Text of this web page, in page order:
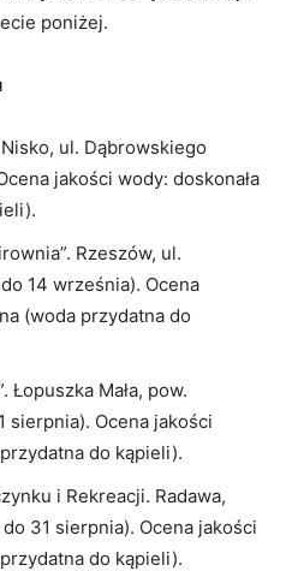
poniżej.
ul. Dąbrowskiego
jakości wody: doskonała
Rzeszów, ul.
14 września). Ocena
(woda przydatna do
Łopuszka Mała, pow.
sierpnia). Ocena jakości
do kąpieli).
i Rekreacji. Radawa,
31 sierpnia). Ocena jakości
do kąpieli).